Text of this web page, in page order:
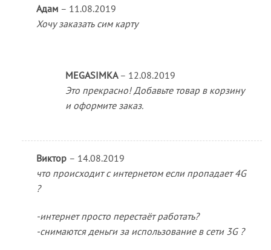
Адам – 11.08.2019
Хочу заказать сим карту
MEGASIMKA – 12.08.2019
Это прекрасно! Добавьте товар в корзину
и оформите заказ.
Виктор – 14.08.2019
что происходит с интернетом если пропадает 4G
?
-интернет просто перестаёт работать?
-снимаются деньги за использование в сети 3G ?